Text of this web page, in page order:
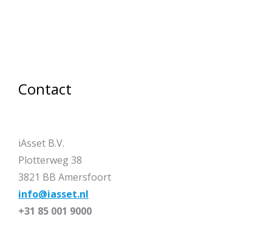
Contact
iAsset B.V.
Plotterweg 38
3821 BB Amersfoort
info@iasset.nl
+31 85 001 9000